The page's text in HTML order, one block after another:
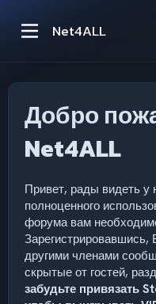
Net4ALL
Добро
Net4ALL
Привет, рады видеть у
полноценного
форума вам
другими членами
скрытые от гостей,
забудьте привязать